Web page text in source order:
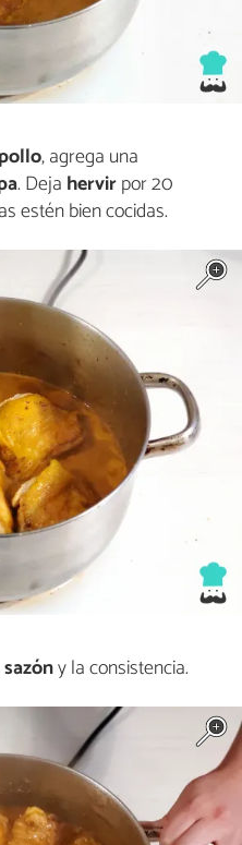
pollo, agrega una
. Deja hervirpor 20
estén bien cocidas.
sazóny la consistencia.